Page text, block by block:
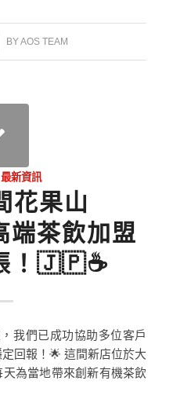
BYAOS TEAM
最新資訊
花果山
茶飲加盟
！🇯🇵☕
我們已成功協助多位客戶
回報！🌟 這間新店位於大
為當地帶來創新有機茶飲